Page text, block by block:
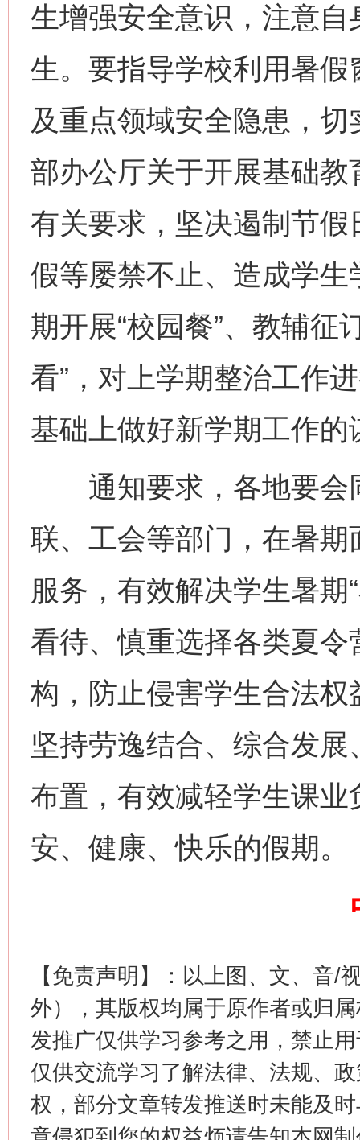
生增强安全意识，注意
生。要指导学校利用暑
及重点领域安全隐患，
部办公厅关于开展基础
有关要求，坚决遏制节
假等屡禁不止、造成学
期开展“校园餐”、教辅征
看”，对上学期整治工作
基础上做好新学期工作的
通知要求，各地要会
联、工会等部门，在暑
服务，有效解决学生暑期
看待、慎重选择各类夏
构，防止侵害学生合法
坚持劳逸结合、综合发
布置，有效减轻学生课
安、健康、快乐的假期。
【免责声明】：以上图、文、音/
外），其版权均属于原作者或归
发推广仅供学习参考之用，禁止
仅供交流学习了解法律、法规、
权，部分文章转发推送时未能及
网上购药对药下症？
这是一记警钟！ 谢